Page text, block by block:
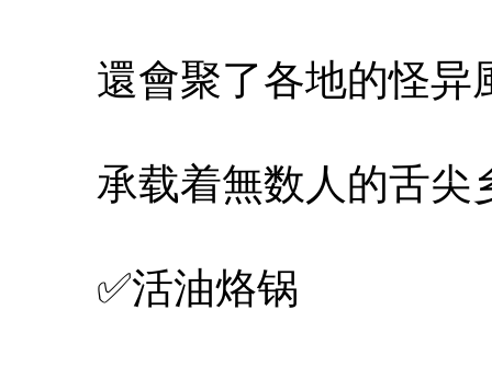
還會聚了各地的怪异
承载着無数人的舌尖
✅活油烙锅